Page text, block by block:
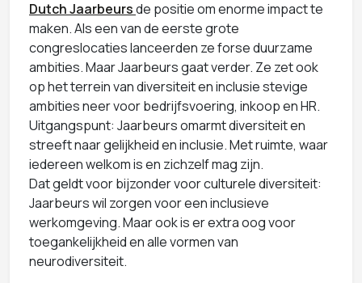
Dutch Jaarbeursde positie om enorme impact te
maken. Als een van de eerste grote
congreslocaties lanceerden ze forse duurzame
ambities. Maar Jaarbeurs gaat verder. Ze zet ook
op het terrein van diversiteit en inclusie stevige
ambities neer voor bedrijfsvoering, inkoop en HR.
Uitgangspunt: Jaarbeurs omarmt diversiteit en
streeft naar gelijkheid en inclusie. Met ruimte, waar
iedereen welkom is en zichzelf mag zijn.
Dat geldt voor bijzonder voor culturele diversiteit:
Jaarbeurs wil zorgen voor een inclusieve
werkomgeving. Maar ook is er extra oog voor
toegankelijkheid en alle vormen van
neurodiversiteit.